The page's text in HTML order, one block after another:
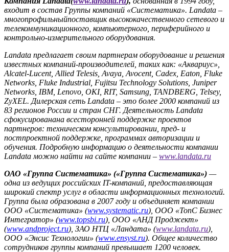
входит в состав Группы компаний «Систематика». Landata –
многопрофильныйпоставщик высококачественного сетевого и
телекоммуникационного, компьютерного, периферийного и
контрольно-измерительного оборудования.
Landata предлагает своим партнерам оборудование и решения
известных компаний-производителей, таких как: «Аквариус»,
Alcatel-Lucent, Allied Telesis Avaya Avocent, Cadex Eaton Fluke
Networks Fluke Industrial Fujitsu Technology Solutions Juniper
Networks IBM, Lenovo OKI, RIT, Samsung TANDBERG Telsey,
ZyXEL. Дилерская сеть Landata – это более 2000 компаний из
83 регионов России и стран СНГ. Деятельность Landata
сфокусированана всесторонней поддержке проектов
партнеров: техническом консультировании, пред- и
постпроектной поддержке, программах авторизации и
обучения. Подробную информацию о деятельности компании
Landata можно найти на сайте компании – www.landata.ru
ОАО «Группа Систематика» («Группа Систематика») —
одна из ведущих российских IT-компаний, предоставляющая
широкий спектр услуг в области информационных технологий.
Группа была образована в 2007 году и объединяет компании
ООО «Систематика» (www.systematic.ru), ООО «ТопС Бизнес
Интегратор» (www.topsbi.ru), ООО «АНД Проджект»
(www.andproject.ru), ЗАО НТЦ «Ландата» (www.landata.ru),
ООО «Энсис Технологии» (www.ensyst.ru). Общее количество
сотрудников группы компаний превышает 1200 человек.